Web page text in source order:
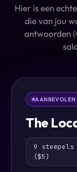
Hier is een
die van jou
antwoorden
AANBEVOLEN
The
9
($5)